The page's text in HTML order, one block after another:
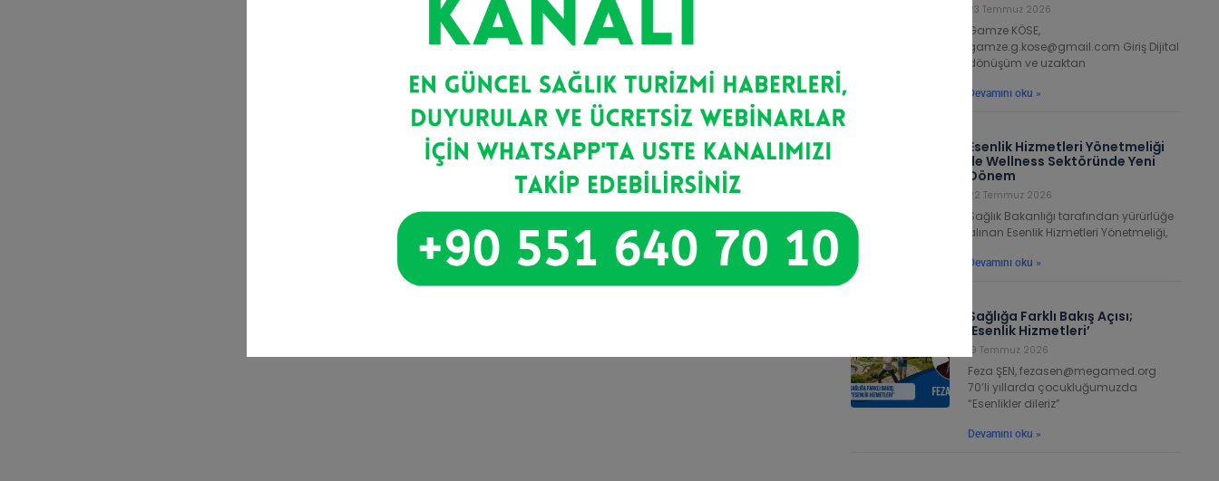
23 Temmuz 2026
Gamze KÖSE,
gamze.g.kose@gmail.com Giriş Dijital
dönüşüm ve uzaktan
Devamını oku »
Esenlik Hizmetleri Yönetmeliği
ile Wellness Sektöründe Yeni
Dönem
22 Temmuz 2026
Sağlık Bakanlığı tarafından yürürlüğe
alınan Esenlik Hizmetleri Yönetmeliği,
Devamını oku »
Sağlığa Farklı Bakış Açısı;
‘Esenlik Hizmetleri’
19 Temmuz 2026
Feza ŞEN, fezasen@megamed.org
70’li yıllarda çocukluğumuzda
“Esenlikler dileriz”
Devamını oku »